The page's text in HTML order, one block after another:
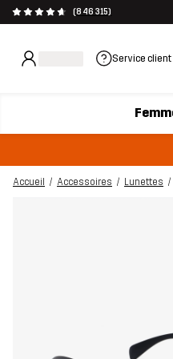
(846 315)
Service client
Accueil Accessoires Lunettes